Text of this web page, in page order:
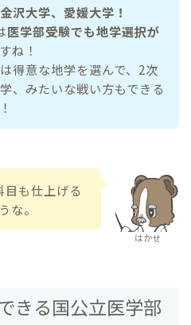
沢大学、愛媛大学！
医学部受験でも地学選択が
ね！
得意な地学を選んで、2次
、みたいな戦い方もできる
はかせ
目も仕上げる
な。
きる国公立医学部